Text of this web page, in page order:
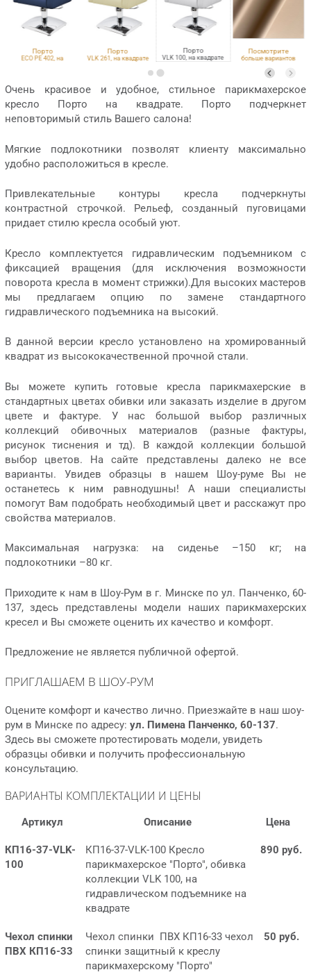
Порто
ECO PE 402, на
Порто
VLK 261, на квадрате
Порто
VLK 100, на квадрате
Посмотрите
больше вариантов
Очень красивое и удобное, стильное парикмахерское
кресло Порто на квадрате. Порто подчеркнет
неповторимый стиль Вашего салона!
Мягкие подлокотники позволят клиенту максимально
удобно расположиться в кресле.
Привлекательные контуры кресла подчеркнуты
контрастной строчкой. Рельеф, созданный пуговицами
придает стилю кресла особый уют.
Кресло комплектуется гидравлическим подъемником с
фиксацией вращения (для исключения возможности
поворота кресла в момент стрижки).Для высоких мастеров
мы предлагаем опцию по замене стандартного
гидравлического подъемника на высокий.
В данной версии кресло установлено на хромированный
квадрат из высококачественной прочной стали.
Вы можете купить готовые кресла парикмахерские в
стандартных цветах обивки или заказать изделие в другом
цвете и фактуре. У нас большой выбор различных
коллекций обивочных материалов (разные фактуры,
рисунок тиснения и тд). В каждой коллекции большой
выбор цветов. На сайте представлены далеко не все
варианты. Увидев образцы в нашем Шоу-руме Вы не
останетесь к ним равнодушны! А наши специалисты
помогут Вам подобрать необходимый цвет и расскажут про
свойства материалов.
Максимальная нагрузка: на сиденье –150 кг; на
подлокотники –80 кг.
Приходите к нам в Шоу-Рум в г. Минске по ул. Панченко, 60-
137, здесь представлены модели наших парикмахерских
кресел и Вы сможете оценить их качество и комфорт.
Предложение не является публичной офертой.
ПРИГЛАШАЕМ В ШОУ-РУМ
Оцените комфорт и качество лично. Приезжайте в наш шоу-
рум в Минске по адресу: ул. Пимена Панченко, 60-137.
Здесь вы сможете протестировать модели, увидеть
образцы обивки и получить профессиональную
консультацию.
ВАРИАНТЫ КОМПЛЕКТАЦИИ И ЦЕНЫ
Артикул Описание Цена
КП16-37-VLK-
100
КП16-37-VLK-100 Кресло
парикмахерское "Порто", обивка
коллекции VLK 100, на
гидравлическом подъемнике на
квадрате
890 руб.
Чехол спинки
ПВХ КП16-33
Чехол спинки ПВХ КП16-33 чехол
спинки защитный к креслу
парикмахерскому "Порто"
50 руб.